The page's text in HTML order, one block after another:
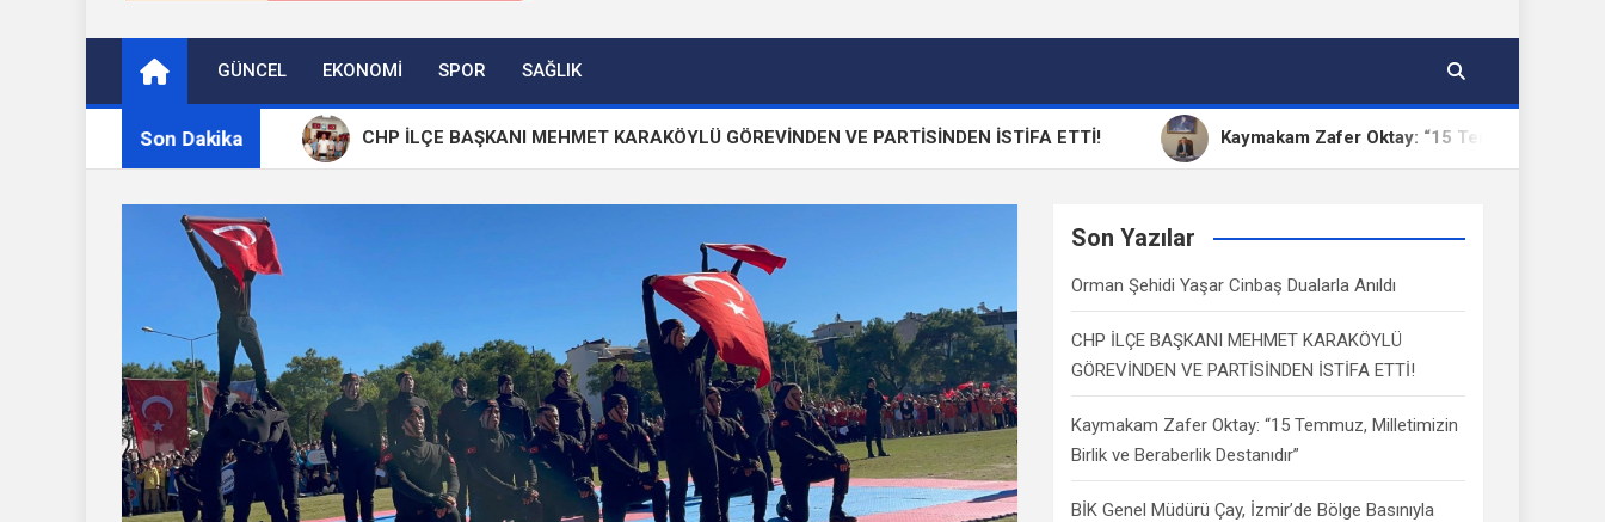
Kırkağaç 40Haber
GÜNCEL EKONOMI SPOR SAĞLIK
Son Dakika
Dualarla Anıldı CHP İLÇE BAŞKANI MEHMET KARAKÖYLÜ GÖREVİNDEN VE PARTİSİNDEN İSTİFA ETTİ! Kaymakam Zafer Oktay: “15 Temmuz, Milletimizin Birlik
Son Yazılar
Orman Şehidi Yaşar Cinbaş Dualarla Anıldı
CHP İLÇE BAŞKANI MEHMET KARAKÖYLÜ
GÖREVİNDEN VE PARTİSİNDEN İSTİFA ETTİ!
Kaymakam Zafer Oktay: “15 Temmuz, Milletimizin
Birlik ve Beraberlik Destanıdır”
BİK Genel Müdürü Çay, İzmir’de Bölge Basınıyla